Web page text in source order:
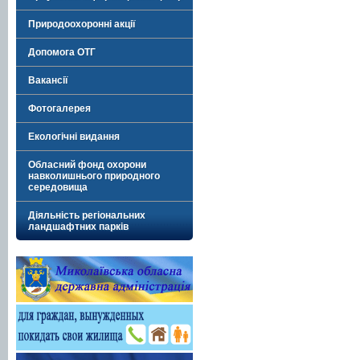
Природоохоронні акції
Допомога ОТГ
Вакансії
Фотогалерея
Екологічні видання
Обласний фонд охорони
навколишнього природного
середовища
Діяльність регіональних
ландшафтних парків